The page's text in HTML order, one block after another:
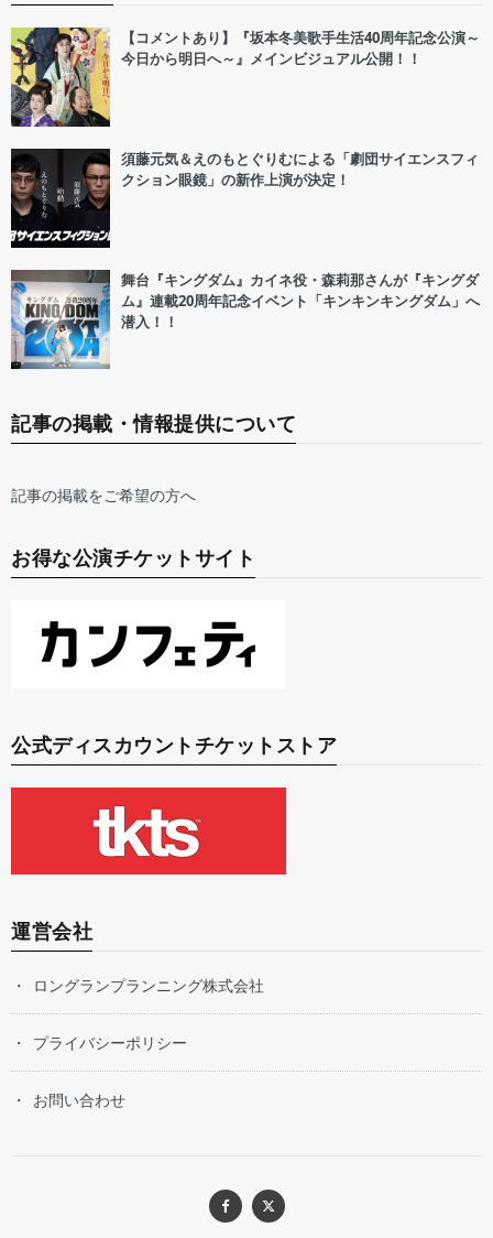
【コメントあり】『坂本冬美歌手生活40周年記念公演～
今日から明日へ～』メインビジュアル公開！！
須藤元気＆えのもとぐりむによる「劇団サイエンスフィ
クション眼鏡」の新作上演が決定！
舞台『キングダム』カイネ役・森莉那さんが『キングダ
ム』連載20周年記念イベント「キンキンキングダム」へ
潜入！！
記事の掲載・情報提供について
記事の掲載をご希望の方へ
お得な公演チケットサイト
公式ディスカウントチケットストア
運営会社
ロングランプランニング株式会社
プライバシーポリシー
お問い合わせ